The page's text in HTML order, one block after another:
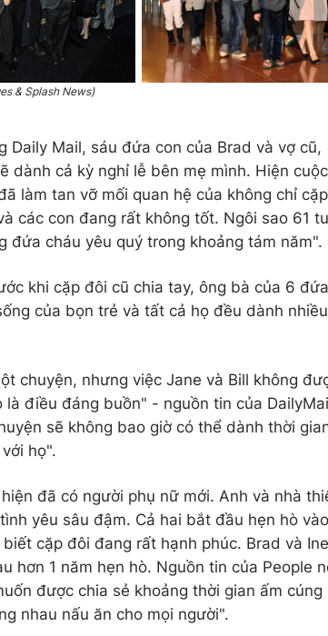
& Splash News)
Mail, sáu đứa con của Brad và vợ cũ,
dành cả kỳ nghỉ lễ bên mẹ mình. Hiện
làm tan vỡ mối quan hệ của không chỉ
các con đang rất không tốt. Ngôi sao 61
cháu yêu quý trong khoảng tám năm".
khi cặp đôi cũ chia tay, ông bà của 6
của bọn trẻ và tất cả họ đều dành
chuyện, nhưng việc Jane và Bill không
điều đáng buồn" - nguồn tin của
sẽ không bao giờ có thể dành thời
họ".
đã có người phụ nữ mới. Anh và nhà
yêu sâu đậm. Cả hai bắt đầu hẹn hò
cặp đôi đang rất hạnh phúc. Brad và
hơn 1 năm hẹn hò. Nguồn tin của People
được chia sẻ khoảng thời gian ấm cúng
nhau nấu ăn cho mọi người".